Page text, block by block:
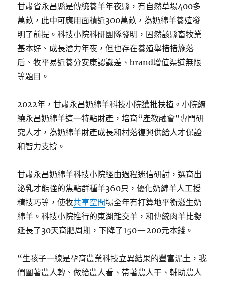
甘肅省永昌縣是傳統養羊年夜縣，有自然草場400多
萬畝，此中可應用面積近300萬畝，為奶綿羊養殖發
明了前提。科技小院科研團隊發明，固然該縣畜牧業
基本好、成長潛力年夜，但也存在養殖舉措措施落
后、牧平易近養分安康認識差、brand增值渠道無限
等題目。
2022年，甘肅永昌奶綿羊科技小院獲批扶植。小院繚
繞永昌奶綿羊這一特點財產，培育“產教融會”專門研
究人才，為奶綿羊財產成長和村落復興供給人才保證
和智力支撐。
甘肅永昌奶綿羊科技小院經由過程迷信研討，選育出
泌乳才能強的焦點群種羊360只，優化奶綿羊人工授
精技巧等，使牧共享空間場全年有打算地平衡滋生奶
綿羊。科技小院推行的東湖雜交羊，和傳統肉羊比擬
延長了30天育肥周期，下降了150—200元本錢。
“生孩子一線是孕育農業科技立異結果的豐富泥土，我
們圍著農人轉、做給農人看、帶著農人干、輔助農人